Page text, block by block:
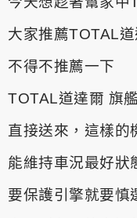
大家推薦TOTAL
不得不推薦一下
TOTAL道達爾 旗
直接送來，這樣的
能維持車況最好狀
要保護引擎就要慎